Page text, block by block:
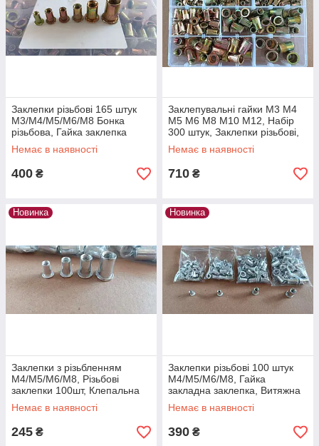
Заклепки різьбові 165 штук
M3/M4/M5/M6/M8 Бонка
різьбова, Гайка заклепка
витяжна, Клепальна гайка
різьбова
Немає в наявності
400 ₴
Заклепувальні гайки M3 M4
M5 M6 M8 М10 М12, Набір
300 штук, Заклепки різьбові,
Гайка закладна заклепка,
Бонка
Немає в наявності
710 ₴
Новинка
Заклепки з різьбленням
M4/M5/M6/M8, Різьбові
заклепки 100шт, Клепальна
гайка, Бонка різьбова, Гайка
закладна
Немає в наявності
245 ₴
Новинка
Заклепки різьбові 100 штук
M4/M5/M6/M8, Гайка
закладна заклепка, Витяжна
заклепка, Різьбова бонка
заклепка
Немає в наявності
390 ₴